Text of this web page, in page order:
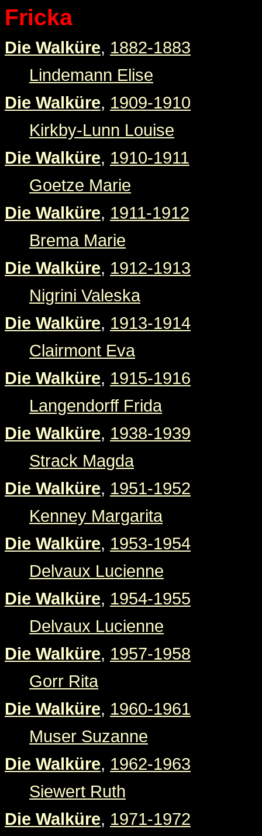
Fricka
Die Walküre, 1882-1883
Lindemann Elise
Die Walküre, 1909-1910
Kirkby-Lunn Louise
Die Walküre, 1910-1911
Goetze Marie
Die Walküre, 1911-1912
Brema Marie
Die Walküre, 1912-1913
Nigrini Valeska
Die Walküre, 1913-1914
Clairmont Eva
Die Walküre, 1915-1916
Langendorff Frida
Die Walküre, 1938-1939
Strack Magda
Die Walküre, 1951-1952
Kenney Margarita
Die Walküre, 1953-1954
Delvaux Lucienne
Die Walküre, 1954-1955
Delvaux Lucienne
Die Walküre, 1957-1958
Gorr Rita
Die Walküre, 1960-1961
Muser Suzanne
Die Walküre, 1962-1963
Siewert Ruth
Die Walküre, 1971-1972